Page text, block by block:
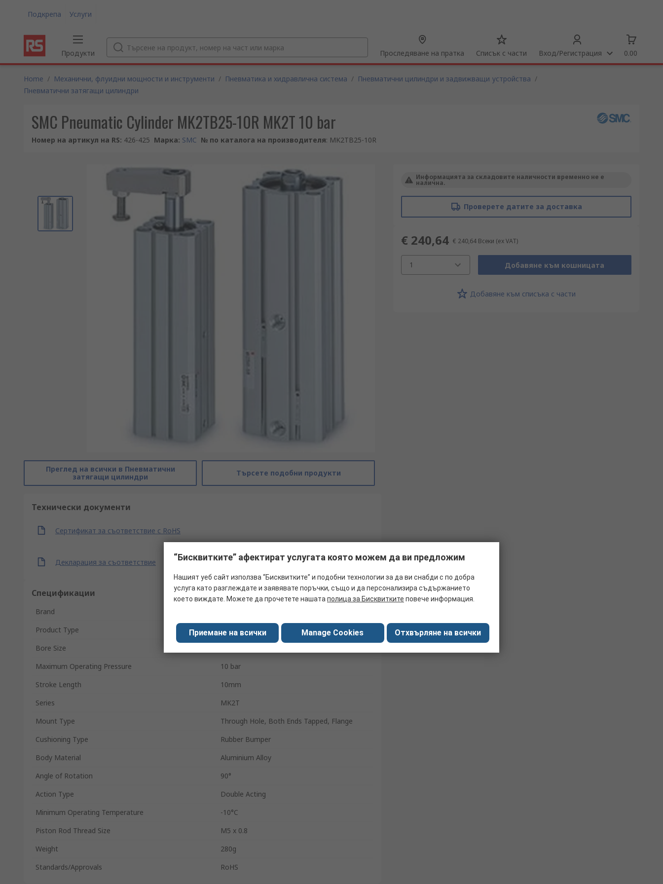
Подкрепа Услуги
Продукти Проследяване на пратка Списък с части Вход/Регистрация 0.00
Home / Механични, флуидни мощности и инструменти / Пневматика и хидравлична система / Пневматични цилиндри и задвижващи устройства /
Пневматични затягащи цилиндри
SMC Pneumatic Cylinder MK2TB25-10R MK2T 10 bar
Номер на артикул на RS: 426-425 Марка: SMC № по каталога на производителя: MK2TB25-10R
Преглед на всички в Пневматични
затягащи цилиндри
Търсете подобни продукти
Технически документи
Сертификат за съответствие с RoHS
Декларация за съответствие
Спецификации
Brand
Product Type
Pneumatic Cylinder
Bore Size
Maximum Operating Pressure
10 bar
Stroke Length
10mm
Series
MK2T
Mount Type
Through Hole, Both Ends Tapped, Flange
Cushioning Type
Rubber Bumper
Body Material
Aluminium Alloy
Angle of Rotation
90°
Action Type
Double Acting
Minimum Operating Temperature
-10°C
Piston Rod Thread Size
M5 x 0.8
Weight
280g
Standards/Approvals
RoHS
Информацията за складовите наличности временно не е
налична.
Проверете датите за доставка
€ 240,64 € 240,64 Всеки (ex VAT)
1 Добавяне към кошницата
Добавяне към списъка с части
“Бисквитките” афектират услугата която можем да ви предложим
Нашият уеб сайт използва “Бисквитките” и подобни технологии за да ви снабди с по добра
услуга като разглеждате и заявявате поръчки, също и да персонализира съдържанието
което виждате. Можете да прочетете нашата полица за Бисквитките повече информация.
Приемане на всички Manage Cookies Отхвърляне на всички